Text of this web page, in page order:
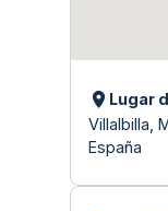
Lugar
Villalbilla,
España